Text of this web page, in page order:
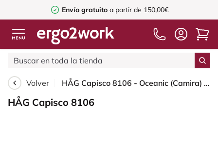
Envío gratuito a partir de 150,00€
Volver HÅG Capisco 8106 - Oceanic (Camira) - Poliéster reciclado - OCI012 - Orange-red - Black - 265 mm (seat height 53-79cm) - Glides
HÅG Capisco 8106